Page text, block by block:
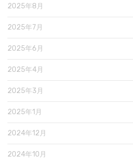
2025年8月
2025年7月
2025年6月
2025年4月
2025年3月
2025年1月
2024年12月
2024年10月